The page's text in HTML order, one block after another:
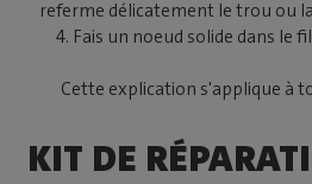
referme délicatement le trou ou
4. Fais un noeud solide dans le
Cette explication s'applique à
KIT DE